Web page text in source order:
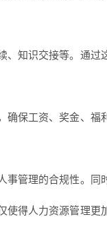
、知识交接等。通
确保工资、奖金、
事管理的合规性。
使得人力资源管理